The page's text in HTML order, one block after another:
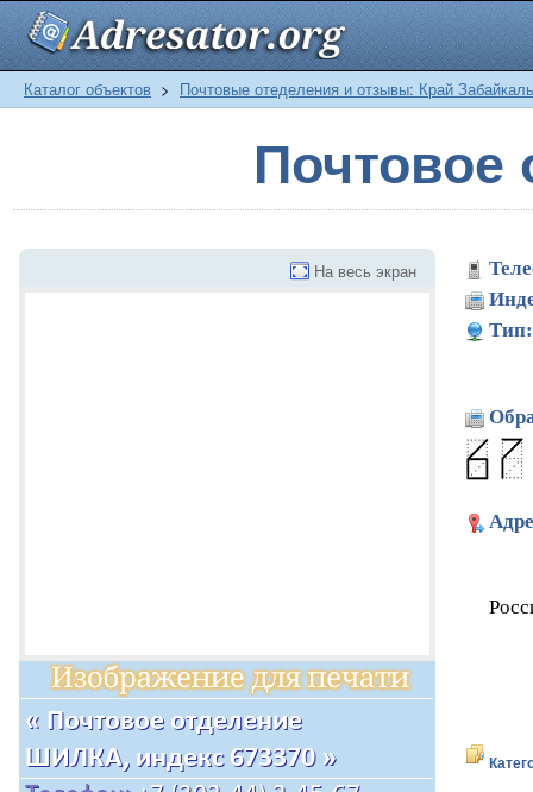
Каталог объектов > Почтовые отеделения и отзывы: Край
На весь экран
Тип: